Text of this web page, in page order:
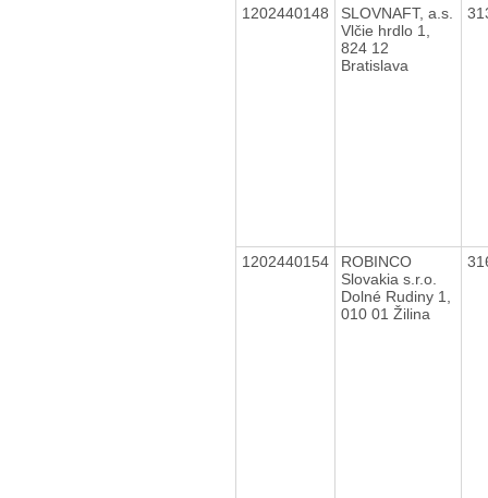
1202440148
SLOVNAFT, a.s.
Vlčie hrdlo 1,
824 12
Bratislava
1202440154
ROBINCO
Slovakia s.r.o.
Dolné Rudiny 1,
010 01 Žilina